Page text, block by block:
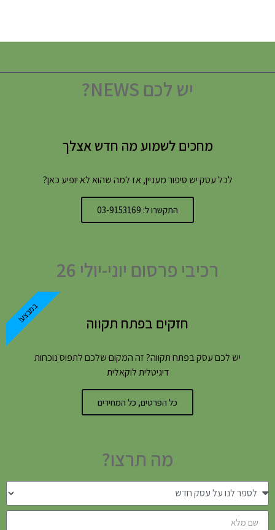
יש לכם NEWS?
מחכים לשמוע מה חדש אצלך
לכל עסק יש סיפור מעניין, אז למה שהוא לא יופיע כאן?
התקשרו ל: 03-9153169
רכיבי פרסום יוני-יולי 26
חזקים בפתח תקווה
יש לכם עסק בפתח תקווה? זה המקום שלכם לתפוס נוכחות
דיגיטלית לוקאלית
כל הפרטים, כל המחירים
במבצע!
מה תרצו?